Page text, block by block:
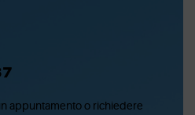
appuntamento o richiedere